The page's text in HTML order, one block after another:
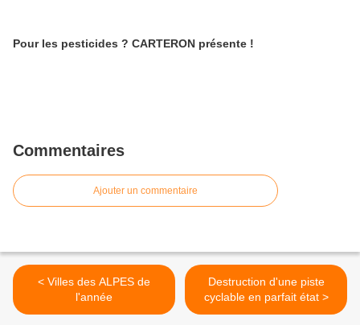
Pour les pesticides ? CARTERON présente !
Commentaires
Ajouter un commentaire
< Villes des ALPES de
l'année
Destruction d'une piste
cyclable en parfait état >